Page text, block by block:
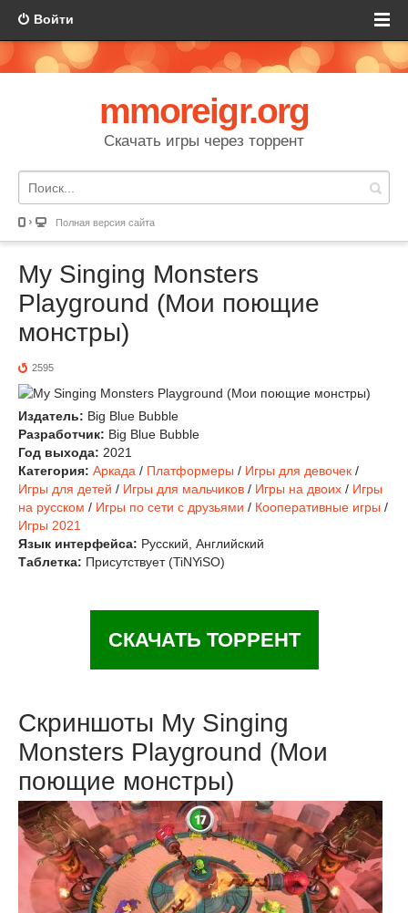
Войти
mmoreigr.org
Скачать игры через торрент
Полная версия сайта
My Singing Monsters
Playground (Мои поющие
монстры)
2595
Издатель: Big Blue Bubble
Разработчик: Big Blue Bubble
Год выхода: 2021
Категория: Аркада / Платформеры / Игры для девочек /
Игры для детей / Игры для мальчиков / Игры на двоих / Игры
на русском / Игры по сети с друзьями / Кооперативные игры /
Игры 2021
Язык интерфейса: Русский, Английский
Таблетка: Присутствует (TiNYiSO)
СКАЧАТЬ ТОРРЕНТ
Скриншоты My Singing
Monsters Playground (Мои
поющие монстры)